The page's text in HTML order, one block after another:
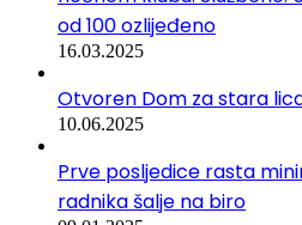
od 100 ozlijeđeno
16.03.2025
Otvoren Dom za stara
10.06.2025
Prve posljedice rasta
radnika šalje na biro